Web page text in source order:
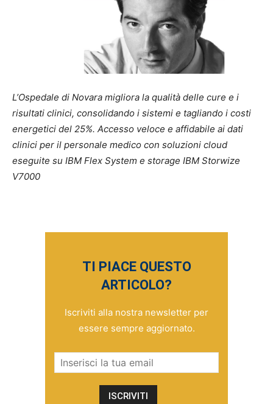
L’Ospedale di Novara migliora la qualità delle cure e i
risultati clinici, consolidando i sistemi e tagliando i costi
energetici del 25%. Accesso veloce e affidabile ai dati
clinici per il personale medico con soluzioni cloud
eseguite su IBM Flex System e storage IBM Storwize
V7000
TI PIACE QUESTO
ARTICOLO?
Iscriviti alla nostra newsletter per
essere sempre aggiornato.